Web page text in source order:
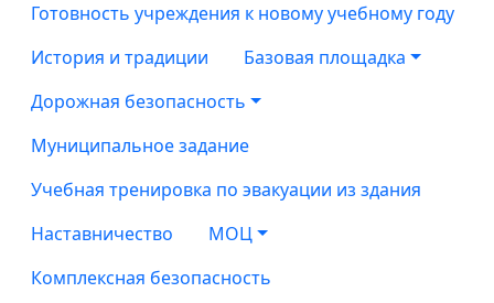
Готовность учреждения к новому учебному году
История и традиции
Базовая площадка
Дорожная безопасность
Муниципальное задание
Учебная тренировка по эвакуации из здания
Наставничество
МОЦ
Комплексная безопасность